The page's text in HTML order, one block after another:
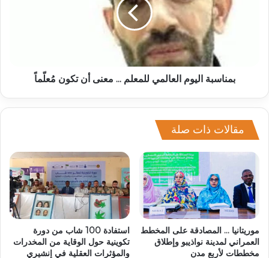
بمناسبة اليوم العالمي للمعلم ... معنى أن تكون مُعلّماً
مقالات ذات صلة
موريتانيا … المصادقة على المخطط
العمراني لمدينة نواذيبو وإطلاق
مخططات لأربع مدن
استفادة 100 شاب من دورة
تكوينية حول الوقاية من المخدرات
والمؤثرات العقلية في إنشيري